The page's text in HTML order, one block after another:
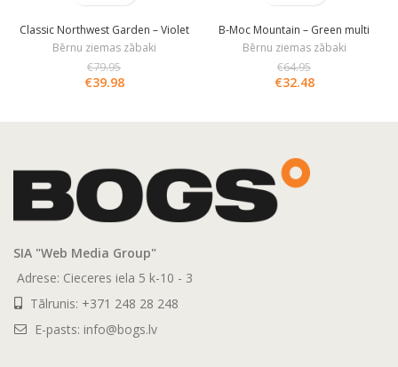
Classic Northwest Garden – Violet
Multi
Bērnu ziemas zābaki
€79.95
€39.98
B-Moc Mountain – Green multi
Bērnu ziemas zābaki
€64.95
€32.48
SIA "Web Media Group"
Adrese: Cieceres iela 5 k-10 - 3
Tālrunis: +371 248 28 248
E-pasts: info@bogs.lv